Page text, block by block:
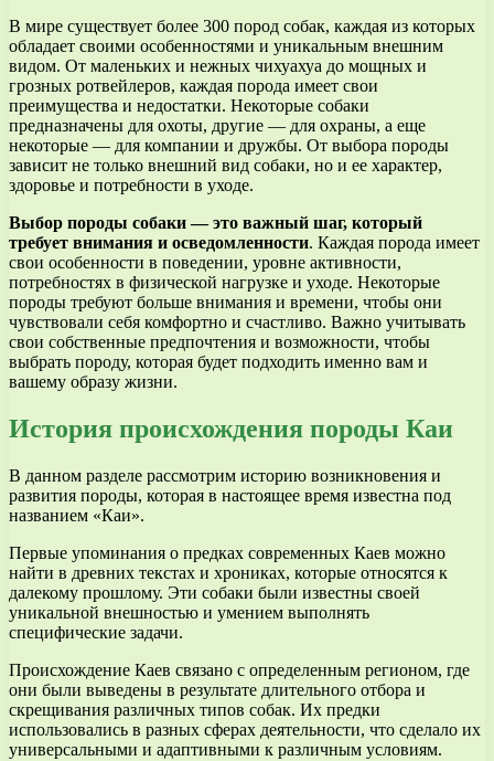
В мире существует более 300 пород собак, каждая из которых
обладает своими особенностями и уникальным внешним
видом. От маленьких и нежных чихуахуа до мощных и
грозных ротвейлеров, каждая порода имеет свои
преимущества и недостатки. Некоторые собаки
предназначены для охоты, другие — для охраны, а еще
некоторые — для компании и дружбы. От выбора породы
зависит не только внешний вид собаки, но и ее характер,
здоровье и потребности в уходе.
Выбор породы собаки — это важный шаг, который
требует внимания и осведомленности. Каждая порода имеет
свои особенности в поведении, уровне активности,
потребностях в физической нагрузке и уходе. Некоторые
породы требуют больше внимания и времени, чтобы они
чувствовали себя комфортно и счастливо. Важно учитывать
свои собственные предпочтения и возможности, чтобы
выбрать породу, которая будет подходить именно вам и
вашему образу жизни.
История происхождения породы Каи
В данном разделе рассмотрим историю возникновения и
развития породы, которая в настоящее время известна под
названием «Каи».
Первые упоминания о предках современных Каев можно
найти в древних текстах и хрониках, которые относятся к
далекому прошлому. Эти собаки были известны своей
уникальной внешностью и умением выполнять
специфические задачи.
Происхождение Каев связано с определенным регионом, где
они были выведены в результате длительного отбора и
скрещивания различных типов собак. Их предки
использовались в разных сферах деятельности, что сделало их
универсальными и адаптивными к различным условиям.